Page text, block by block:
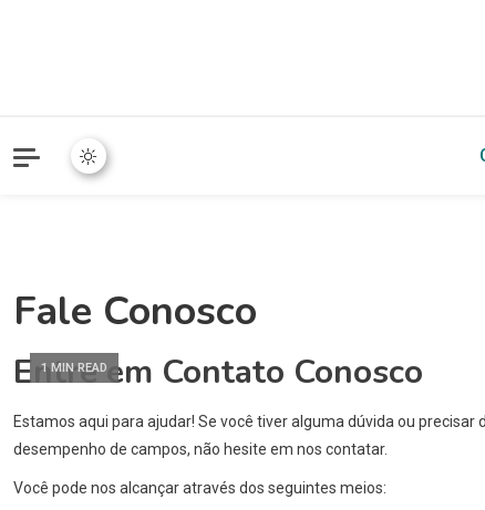
Fale Conosco
1 MIN READ
Entre em Contato Conosco
Estamos aqui para ajudar! Se você tiver alguma dúvida ou
desempenho de campos, não hesite em nos contatar.
Você pode nos alcançar através dos seguintes meios: